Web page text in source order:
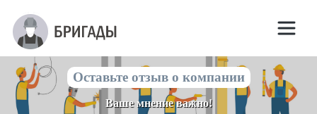
Оставьте отзыв о компании
Ваше мнение важно!